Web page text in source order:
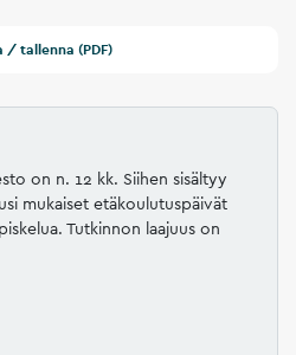
/ tallenna (PDF)
on n. 12 kk. Siihen sisältyy
mukaiset etäkoulutuspäivät
Tutkinnon laajuus on